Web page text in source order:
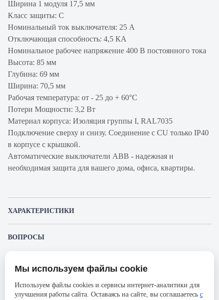
Ширина 1 модуля 17,5 мм
Класс защиты: C
Номинальный ток выключателя: 25 А
Отключающая способность: 4,5 КА
Номинальное рабочее напряжение 400 В постоянного тока
Высота: 85 мм
Глубина: 69 мм
Ширина: 70,5 мм
Рабочая температура: от - 25 до + 60°С
Потери Мощности: 3,2 Вт
Материал корпуса: Изоляция группы I, RAL7035
Подключение сверху и снизу. Соединение с CU только IP40
в корпусе с крышкой.
Автоматические выключатели ABB - надежная и
необходимая защита для вашего дома, офиса, квартиры.
ХАРАКТЕРИСТИКИ
Производитель
Серия
SH200L
ВОПРОСЫ
Пожалуйста, авторизуйтесь, чтобы иметь
Представленные изображения и характеристики могут отличаться от реального
без предварительного уведомления. Компания АйДистрибьют не несёт
ответственности в случае не соответствия текущей модели товаров фотографиям,
Мы используем файлы cookie
Используем файлы cookies и сервисы интернет-аналитики для
улучшения работы сайта. Оставаясь на сайте, вы соглашаетесь с